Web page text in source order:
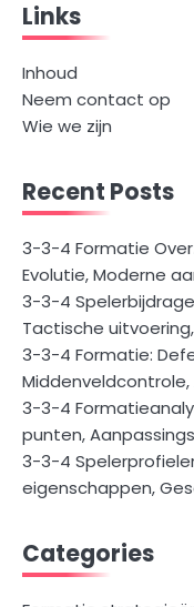
Links
Inhoud
Neem contact op
Wie we zijn
Recent Posts
3-3-4 Formatie
Evolutie, Moderne
3-3-4
Tactische
3-3-4 Formatie:
3-3-4
punten,
3-3-4
eigenschappen,
Categories